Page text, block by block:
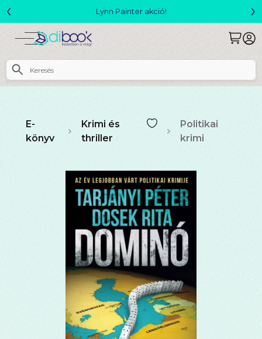
Megjelent! L. J. Shen: Legvadabb álmaimban szeretlek
‹ ›
E-
könyv
Krimi és
thriller
Politikai
krimi